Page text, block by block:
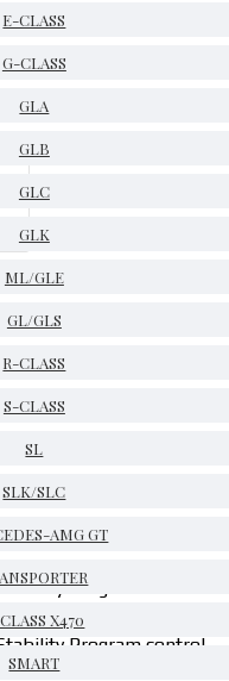
E-CLASS
G-CLASS
GLA
GLB
GLC
GLK
ML/GLE
GL/GLS
R-CLASS
S-CLASS
SL
SLK/SLC
AMG GT
X470
SMART
Program control
Program control